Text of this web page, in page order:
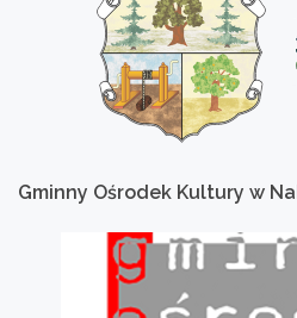
Gminny Ośrodek Kultury w